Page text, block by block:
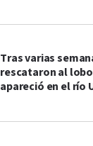
Tras varias
rescataron al
apareció en el río